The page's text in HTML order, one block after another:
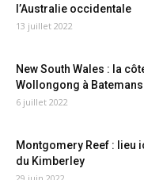
l’Australie occidentale
13 juillet 2022
New South Wales : la
Wollongong à
6 juillet 2022
Montgomery Reef : lieu
du Kimberley
29 juin 2022